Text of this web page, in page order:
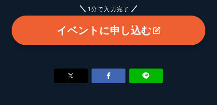
1分で入力完了
イベントに申し込む